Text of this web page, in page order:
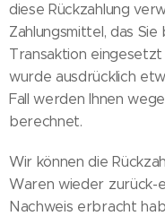
diese Rückzahlung
Zahlungsmittel, das
Transaktion eingesetzt
wurde ausdrücklich
Fall werden Ihnen
berechnet.
Wir können die
Waren wieder zurück-
Nachweis erbracht